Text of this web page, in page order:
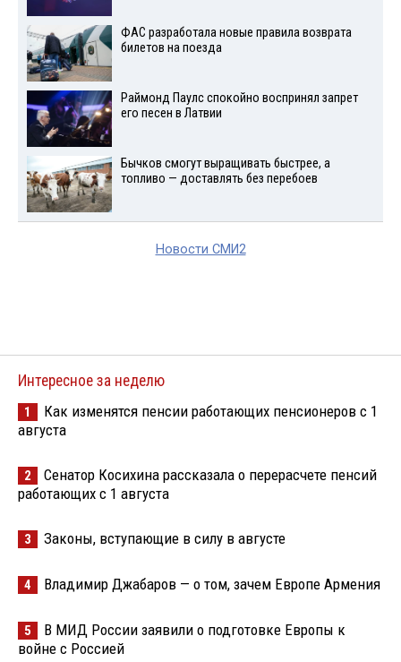
ФАС разработала новые правила возврата
билетов на поезда
Раймонд Паулс спокойно воспринял запрет
его песен в Латвии
Бычков смогут выращивать быстрее, а
топливо — доставлять без перебоев
Новости СМИ2
Интересное за неделю
1
Как изменятся пенсии работающих пенсионеров с 1
августа
2
Сенатор Косихина рассказала о перерасчете пенсий
работающих с 1 августа
3 Законы, вступающие в силу в августе
4 Владимир Джабаров — о том, зачем Европе Армения
5
В МИД России заявили о подготовке Европы к
войне с Россией